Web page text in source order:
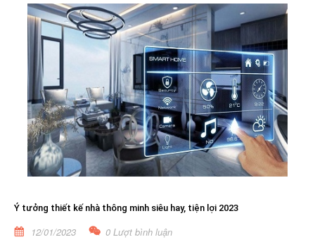
Ý tưởng thiết kế nhà thông minh siêu hay, tiện lợi 2023
12/01/2023 0 Lượt bình luận